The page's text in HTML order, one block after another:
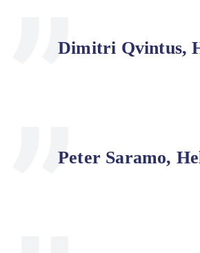
Dimitri Qvintus,
Peter Saramo,